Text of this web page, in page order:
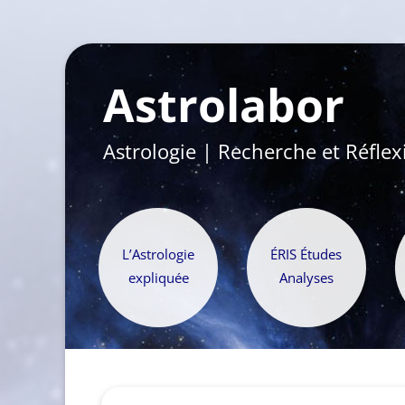
Astrolabor
Astrologie | Recherche et
L’Astrologie
expliquée
ÉRIS Études
Analyses